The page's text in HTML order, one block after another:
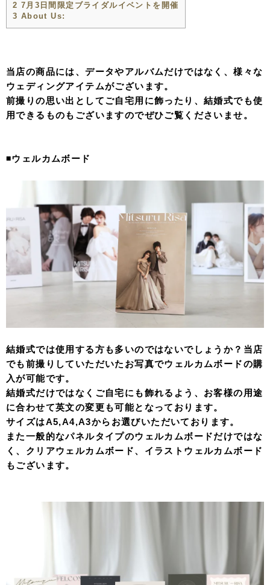
2 7月3日間限定ブライダルイベントを開催
3 About Us:
当店の商品には、データやアルバムだけではなく、様々な
ウェディングアイテムがございます。
前撮りの思い出としてご自宅用に飾ったり、結婚式でも使
用できるものもございますのでぜひご覧くださいませ。
◾️ウェルカムボード
結婚式では使用する方も多いのではないでしょうか？当店
でも前撮りしていただいたお写真でウェルカムボードの購
入が可能です。
結婚式だけではなくご自宅にも飾れるよう、お客様の用途
に合わせて英文の変更も可能となっております。
サイズはA5,A4,A3からお選びいただいております。
また一般的なパネルタイプのウェルカムボードだけではな
く、クリアウェルカムボード、イラストウェルカムボード
もございます。